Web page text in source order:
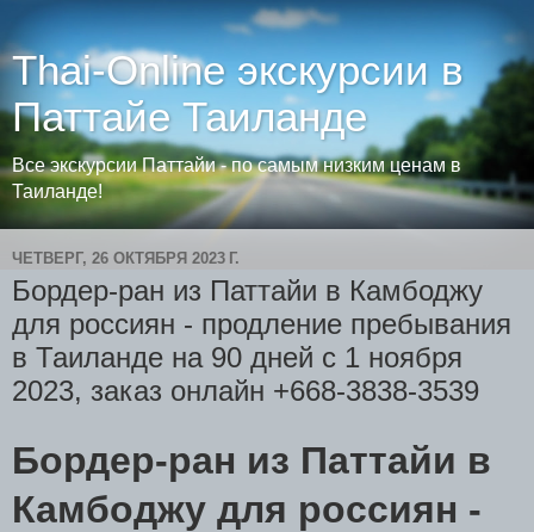
Thai-Online экскурсии в
Паттайе Таиланде
Все экскурсии Паттайи - по самым низким ценам в
Таиланде!
ЧЕТВЕРГ, 26 ОКТЯБРЯ 2023 Г.
Бордер-ран из Паттайи в Камбоджу
для россиян - продление пребывания
в Таиланде на 90 дней с 1 ноября
2023, заказ онлайн +668-3838-3539
Бордер-ран из Паттайи в
Камбоджу для россиян -